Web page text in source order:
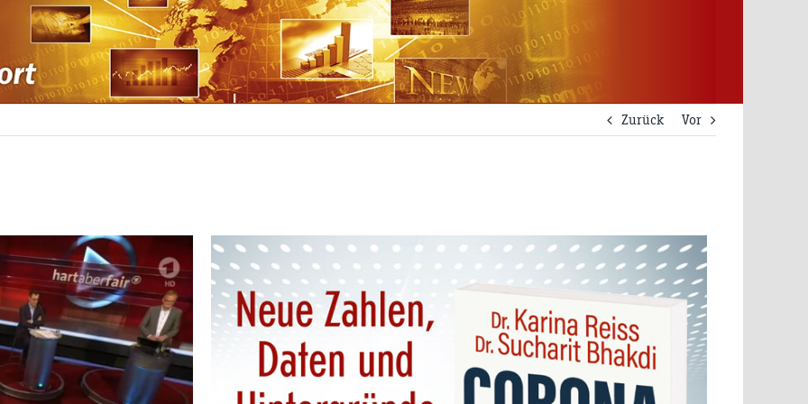
Zurück Vor